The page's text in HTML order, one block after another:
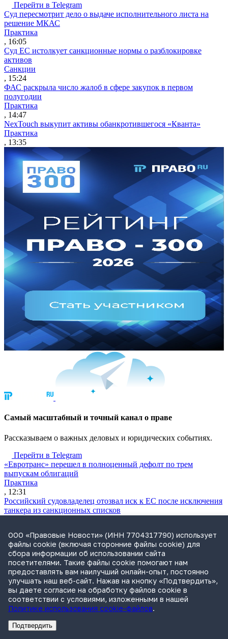
Перейти в Telegram
Суд пересмотрит дело о выдаче исполнительного листа на
решение МКАС
Практика
, 16:05
Суд ЕС истолкует санкционные нормы о разблокировке
активов
Санкции
, 15:24
ФАС раскрыла число жалоб в сфере закупок в первом
полугодии
Практика
, 14:47
NexTouch выкупит активы обанкротившегося «Кванта»
Практика
, 13:35
Cамый масштабный и точный канал о праве
Рассказываем о важных деловых и юридических событиях.
Перейти в Telegram
«Евротранс» перешел в полноценный дефолт по трем
выпускам облигаций
Практика
, 12:31
Российский судовладелец отозвал иск к ЕС после исключения
танкера из санкционных списков
ФАС возбудила дело из-за ограничений при страховании
заемщиков
Практика
, 12:06
Самарская ККС приняла отставку главы облсуда Шилова
после проверки Генпрокуратуры
Судьи
, 11:48
ВККС открыла семь новых вакансий
Судьи
, 11:28РекламаАдвокатское бюро Санкт-Петербурга «Вертикаль» ИНН 7841290773
ООО «Правовые Новости» (ИНН 7704317790) использует
файлы cookie (включая сторонние файлы cookie) для
сбора информации об использовании сайта
посетителями. Такие файлы cookie помогают нам
предоставлять вам наилучший онлайн-опыт, постоянно
улучшать наш веб-сайт. Нажав на кнопку «Подтвердить»,
вы даете согласие на обработку файлов cookie в
соответствии с условиями, изложенными в нашей
Политике использования cookie-файлов.
Подтвердить